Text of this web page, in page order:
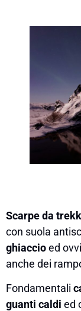
Scarpe da
con suola
ghiaccioed
anche dei
Fondamentali
guanti caldi ed